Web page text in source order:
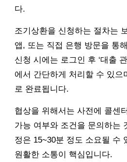
다.
조기상환을 신청하는 절차는
앱, 또는 직접 은행 방문을 통
신청 시에는 로그인 후 ‘대출 관
에서 간단하게 처리할 수 있으
로 완료됩니다.
협상을 위해서는 사전에 콜센
가능 여부와 조건을 문의하는
정은 15~30분 정도 소요될 수
원활한 소통이 핵심입니다.